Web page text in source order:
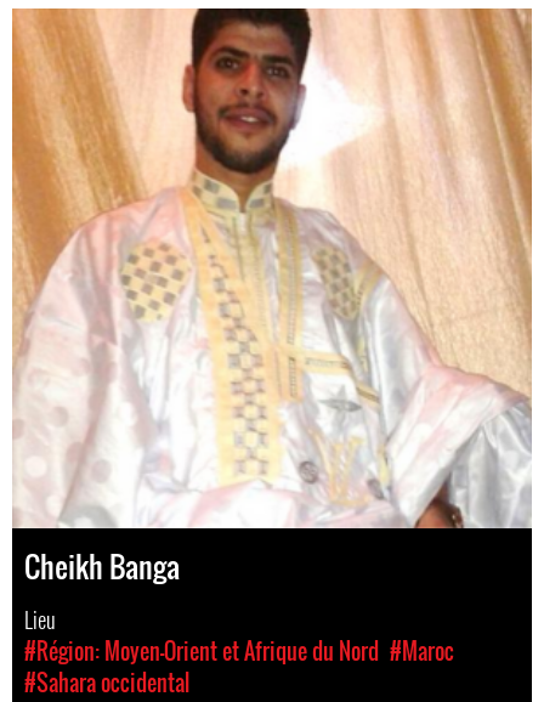
Cheikh Banga
Lieu
#Région: Moyen-Orient et Afrique du Nord #Maroc
#Sahara occidental